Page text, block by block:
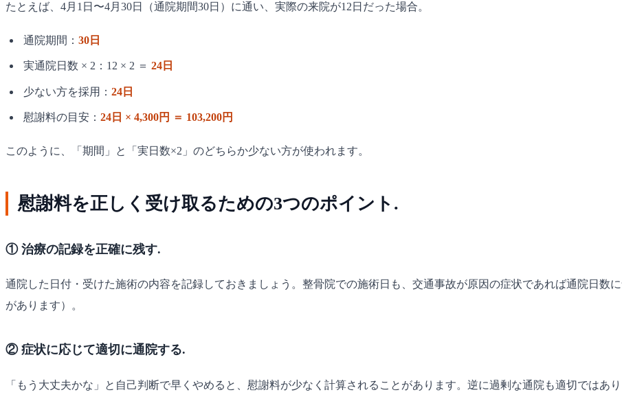
たとえば、4月1日〜4月30日（通院期間30日）に通い、実際の来院が12日だった場合。
通院期間： 30日
実通院日数 × 2：12 × 2 ＝ 24日
少ない方を採用： 24日
慰謝料の目安： 24日 × 4,300円 ＝ 103,200円
このように、「期間」と「実日数×2」のどちらか少ない方が使われます。
慰謝料を正しく受け取るための3つのポイント.
① 治療の記録を正確に残す.
通院した日付・受けた施術の内容を記録しておきましょう。整骨院での施術日も、交通事故が原因の症状であれば通院日数
があります）。
② 症状に応じて適切に通院する.
「もう大丈夫かな」と自己判断で早くやめると、慰謝料が少なく計算されることがあります。逆に過剰な通院も適切ではあり